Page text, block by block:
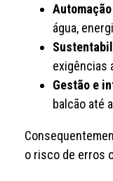
água,
exigências
Gestão e
balcão até
o risco de erros